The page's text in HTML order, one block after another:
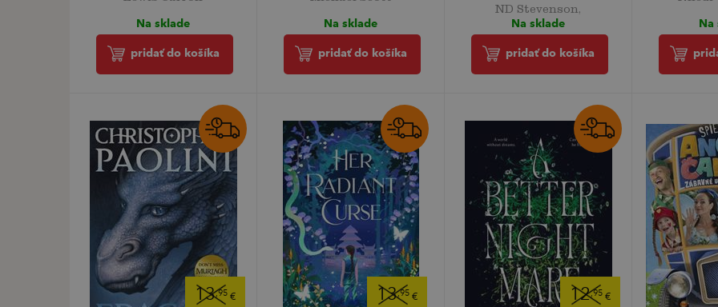
Na sklade
pridať do košíka
Na sklade
pridať do košíka
ND Stevenson,
Na sklade
pridať do košíka
Na
13,95 € 13,95 € 12,95 €